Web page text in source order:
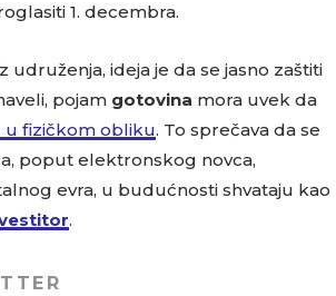
1. decembra.
udruženja, ideja je da se jasno zaštiti
pojam gotovina mora uvek da
u fizičkom obliku. To sprečava da se
poput elektronskog novca,
evra, u budućnosti shvataju kao
.